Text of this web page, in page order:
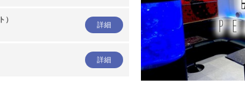
）
詳細
詳細